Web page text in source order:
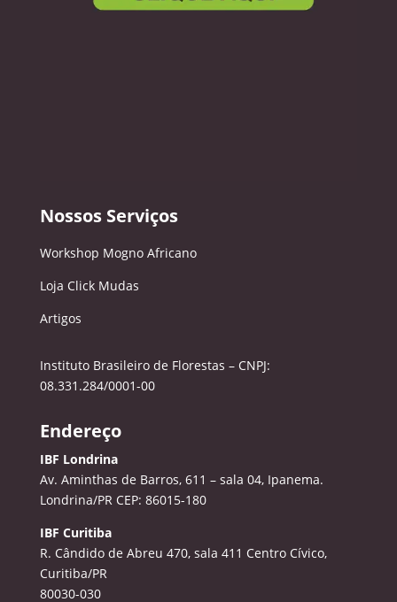
Nossos Serviços
Workshop Mogno Africano
Loja Click Mudas
Artigos
Instituto Brasileiro de Florestas – CNPJ:
08.331.284/0001-00
Endereço
IBF Londrina
Av. Aminthas de Barros, 611 – sala 04, Ipanema.
Londrina/PR CEP: 86015-180
IBF Curitiba
R. Cândido de Abreu 470, sala 411 Centro Cívico,
Curitiba/PR
80030-030